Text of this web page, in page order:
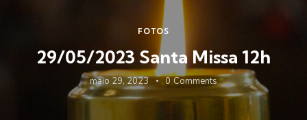
FOTOS
29/05/2023 Santa Missa 12h
maio 29, 2023 0 Comments